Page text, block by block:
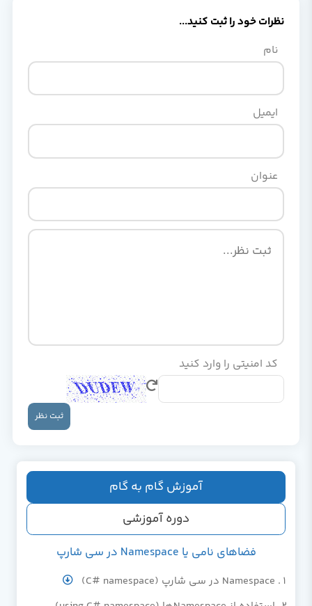
آموزش گام به گام
دوره آموزشی
فضاهای نامی یا Namespace در سی شارپ
Namespace در سی شارپ (C# namespace)
نظرات خود را ثبت کنید...
نام
ایمیل
عنوان
کد امنیتی را وارد کنید
ثبت نظر